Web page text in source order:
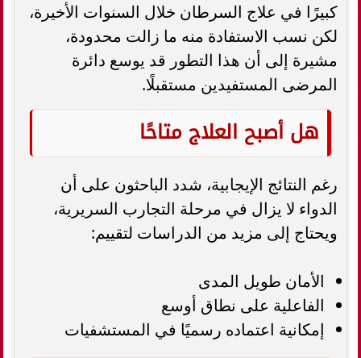
كبيرًا في علاج السرطان خلال السنوات الأخيرة،
لكن نسب الاستفادة منه ما زالت محدودة،
مشيرة إلى أن هذا التطور قد يوسع دائرة
المرضى المستفيدين مستقبلًا.
هل أصبح العلاج متاحًا
رغم النتائج الإيجابية، شدد الباحثون على أن
الدواء لا يزال في مرحلة التجارب السريرية،
ويحتاج إلى مزيد من الدراسات لتقييم:
الأمان طويل المدى
الفاعلية على نطاق أوسع
إمكانية اعتماده رسميًا في المستشفيات